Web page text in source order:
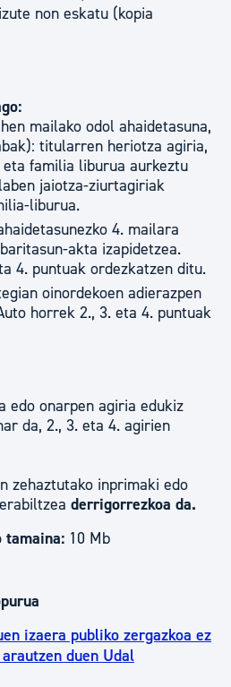
non eskatu (kopia
mailako odol ahaidetasuna,
titularren heriotza agiria,
familia liburua aurkeztu
jaiotza-ziurtagiriak
liburua.
4. mailara
akta izapidetzea.
4. puntuak ordezkatzen ditu.
oinordekoen adierazpen
horrek 2., 3. eta 4. puntuak
edo onarpen agiria edukiz
da, 2., 3. eta 4. agirien
zehaztutako inprimaki edo
derrigorrezkoa da.
tamaina: 10 Mb
izaera publiko zergazkoa ez
duen Udal